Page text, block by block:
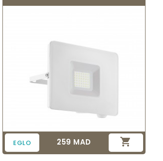
EGLO Prix
259 MAD 